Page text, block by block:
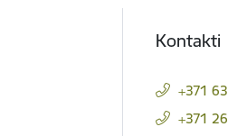
Kontakti
+371
+371